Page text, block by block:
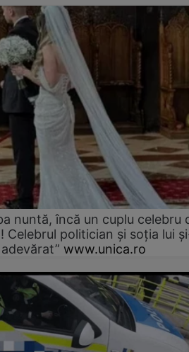
nuntă, încă un cuplu celebru
Celebrul politician și soția lui
www.unica.ro